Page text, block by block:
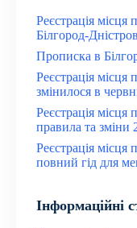
Реєстрація
Білгород-
Прописка в
Реєстрація
змінилося в
Реєстрація місця
правила та зміни
Реєстрація
повний гід для
Інформаційні